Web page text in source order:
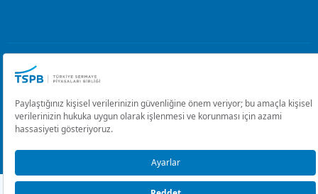
Kullanım Koşulları ve Gizlilik
Çerez Ayarlarını Düzenle